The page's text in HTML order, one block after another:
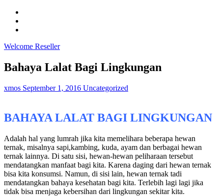
Welcome Reseller
Bahaya Lalat Bagi Lingkungan
xmos September 1, 2016 Uncategorized
BAHAYA LALAT BAGI LINGKUNGAN
Adalah hal yang lumrah jika kita memelihara beberapa hewan
ternak, misalnya sapi,kambing, kuda, ayam dan berbagai hewan
ternak lainnya. Di satu sisi, hewan-hewan peliharaan tersebut
mendatangkan manfaat bagi kita. Karena daging dari hewan ternak
bisa kita konsumsi. Namun, di sisi lain, hewan ternak tadi
mendatangkan bahaya kesehatan bagi kita. Terlebih lagi lagi jika
tidak bisa menjaga kebersihan dari lingkungan sekitar kita.